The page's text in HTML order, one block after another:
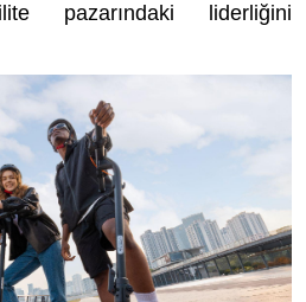
pazarındaki liderliğini